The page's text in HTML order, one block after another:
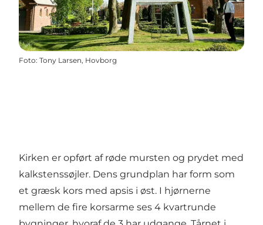
Foto: Tony Larsen, Hovborg
Kirken er opført af røde mursten og prydet med
kalkstenssøjler. Dens grundplan har form som
et græsk kors med apsis i øst. I hjørnerne
mellem de fire korsarme ses 4 kvartrunde